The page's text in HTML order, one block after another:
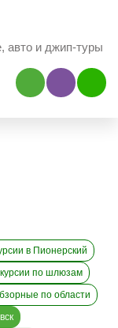
авто и джип-туры
Наш ViberНаш
в Пионерский
по шлюзам
по области